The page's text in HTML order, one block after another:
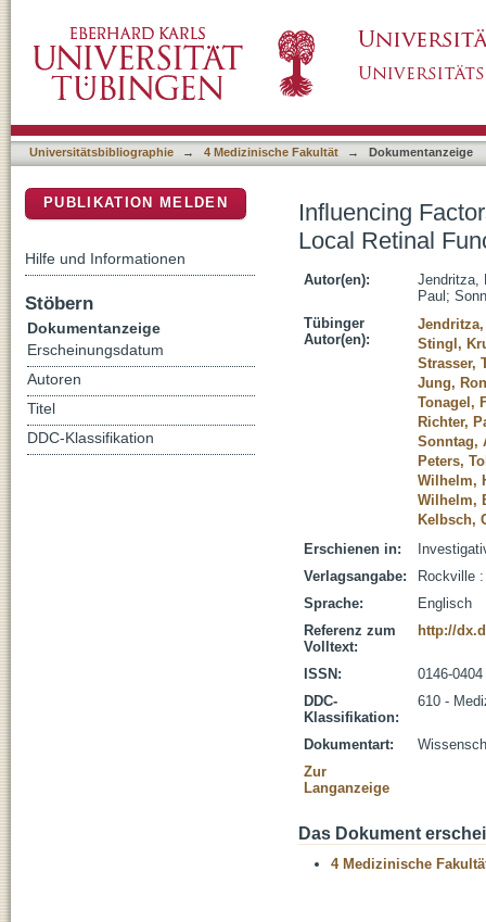
Large Normative Cohort
Universitätsbibliographie → 4 Medizinische Fakultät → Dokumentanzeige
Influencing
Local Retinal
Autor(en):
Jendritza,
Paul ;
Tübinger
Autor(en):
Stingl,
Strasser,
Jung,
Tonagel,
Richter,
Sonntag,
Peters,
Wilhelm,
Wilhelm,
Kelbsch,
Erschienen in:
Verlagsangabe:
Rockville
Sprache:
Englisch
Referenz zum
Volltext:
http://
ISSN:
0146-0404
DDC-
Klassifikation:
610 -
Dokumentart:
Zur
Langanzeige
Das Dokument
4 Medizinische
PUBLIKATION MELDEN
Hilfe und Informationen
Stöbern
Dokumentanzeige
Erscheinungsdatum
Autoren
Titel
DDC-Klassifikation